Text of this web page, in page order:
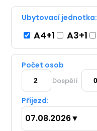
Ubytovací jednotka:
A4+1 A3+1
Počet osob
Dospělí
Příjezd:
07.08.2026▼